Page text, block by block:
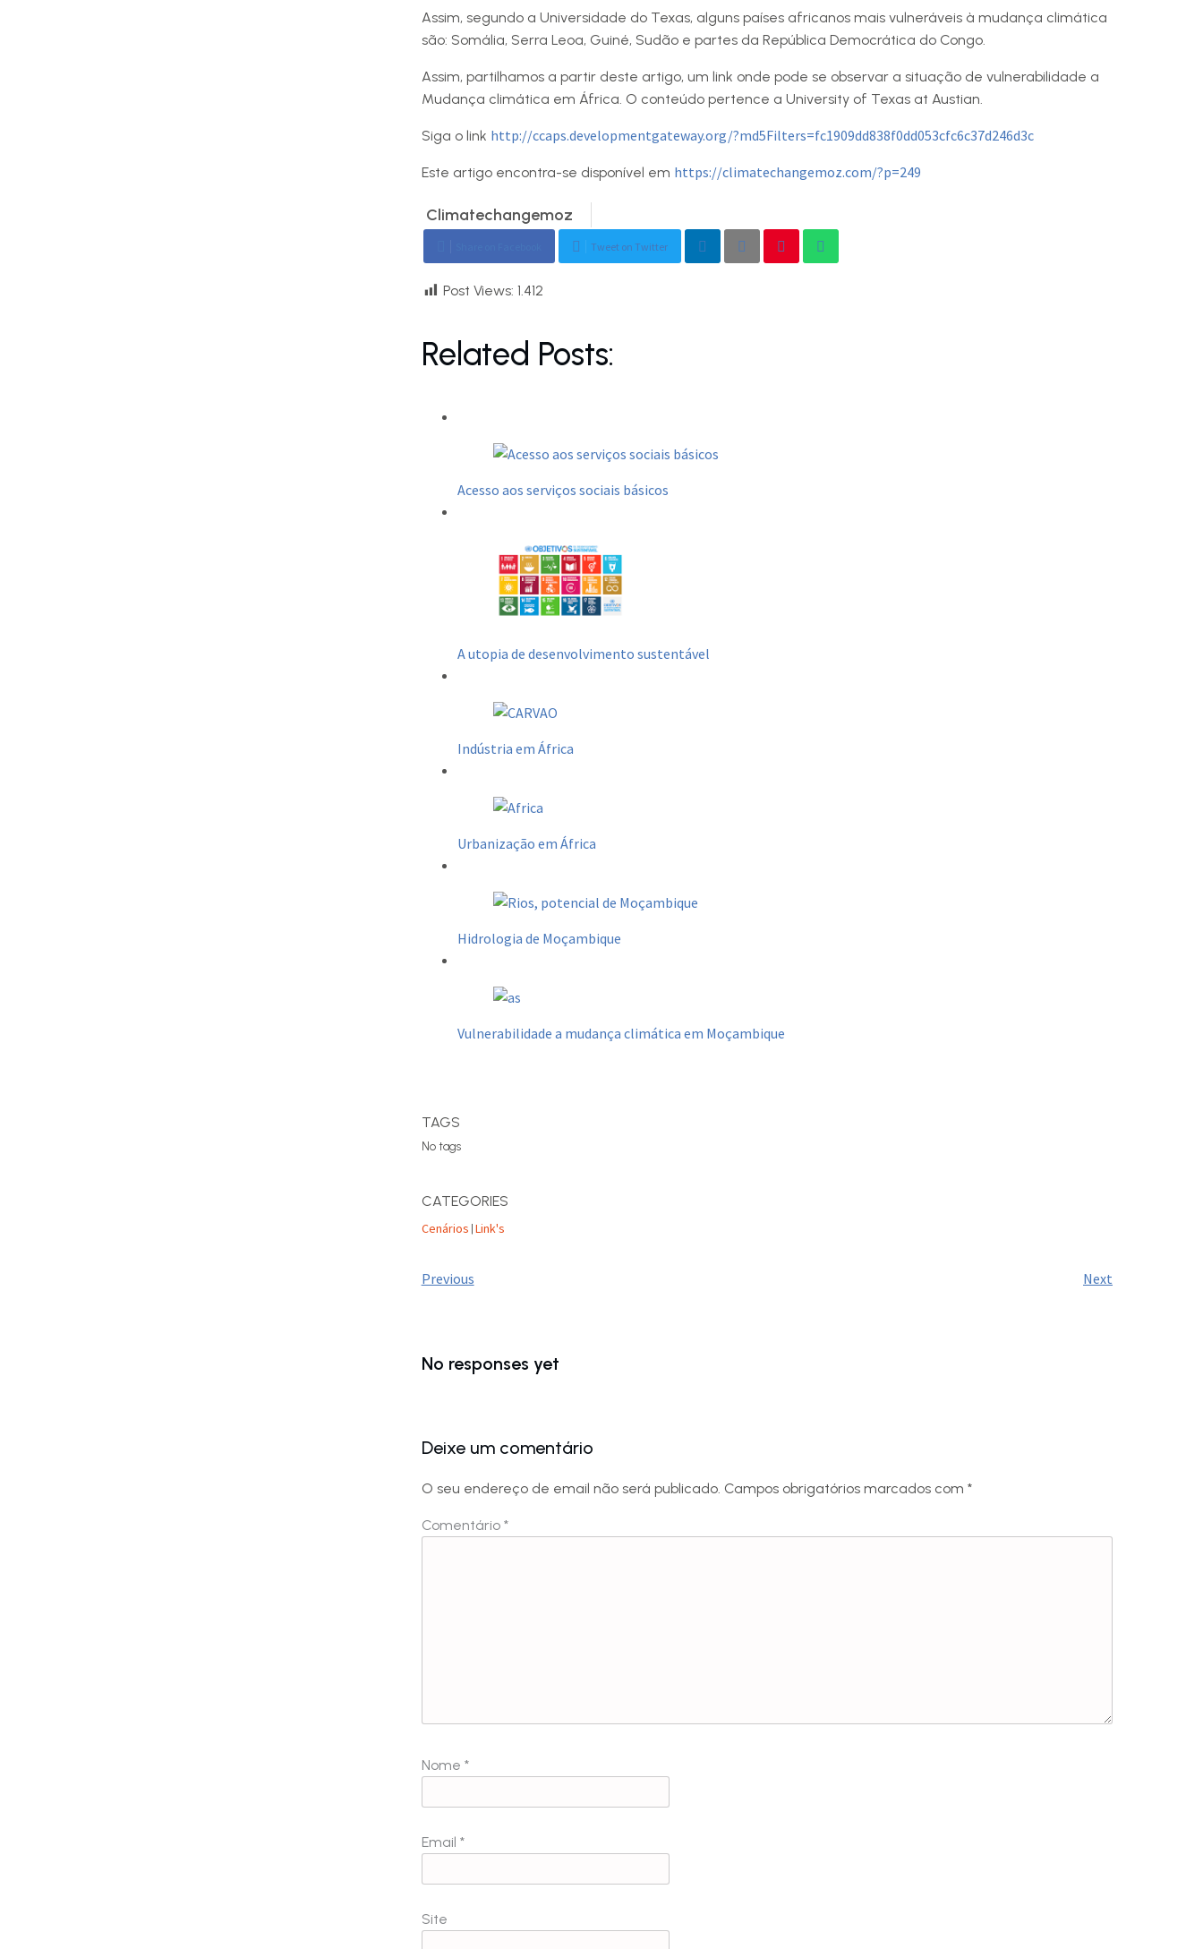
Assim, segundo a Universidade do Texas, alguns países africanos mais vulneráveis à mudança climática
são: Somália, Serra Leoa, Guiné, Sudão e partes da República Democrática do Congo.
Assim, partilhamos a partir deste artigo, um link onde pode se observar a situação de vulnerabilidade a
Mudança climática em África. O conteúdo pertence a University of Texas at Austian.
Siga o link http://ccaps.developmentgateway.org/?md5Filters=fc1909dd838f0dd053cfc6c37d246d3c
Este artigo encontra-se disponível em https://climatechangemoz.com/?p=249
Climatechangemoz
Tweet on Twitter
Post Views: 1.412
Related Posts:
Acesso aos serviços sociais básicos
A utopia de desenvolvimento sustentável
Indústria em África
Urbanização em África
Hidrologia de Moçambique
Vulnerabilidade a mudança climática em Moçambique
TAGS
No tags
CATEGORIES
Cenários |Link's
Previous Next
No responses yet
Deixe um comentário
O seu endereço de email não será publicado. Campos obrigatórios marcados com *
Comentário *
Nome *
Email *
Site